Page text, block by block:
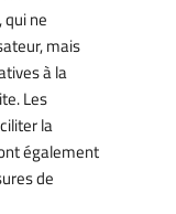
ne
mais
à la
Les
la
également
de